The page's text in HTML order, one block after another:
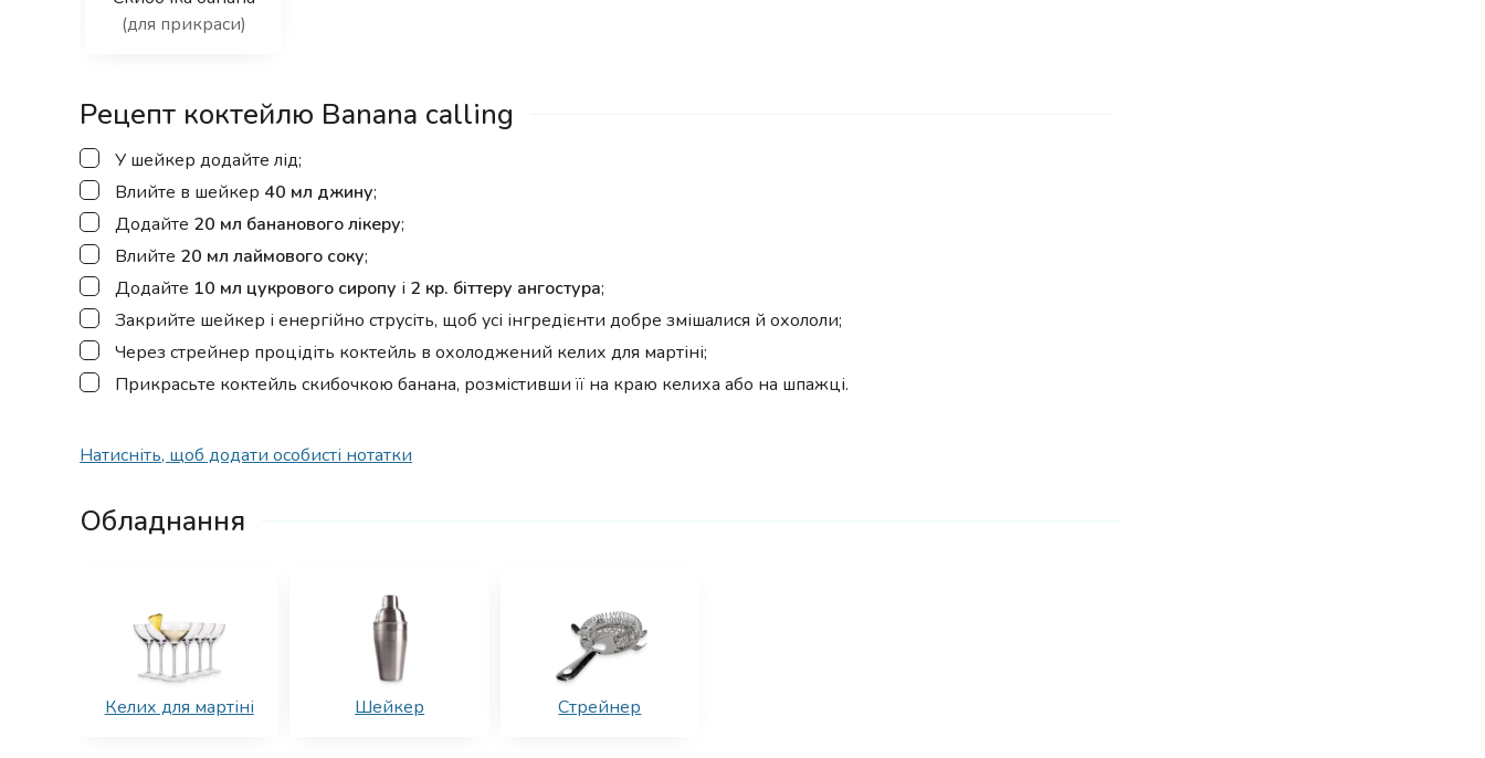
(для прикраси)
Рецепт коктейлю Banana calling
▢
У шейкер додайте лід;
▢
Влийте в шейкер 40 мл джину;
▢
Додайте 20 мл бананового лікеру;
▢
Влийте 20 мл лаймового соку;
▢
Додайте 10 мл цукрового сиропу і 2 кр. біттеру ангостура;
▢
Закрийте шейкер і енергійно струсіть, щоб усі інгредієнти добре змішалися й охололи;
▢
Через стрейнер процідіть коктейль в охолоджений келих для мартіні;
▢
Прикрасьте коктейль скибочкою банана, розмістивши її на краю келиха або на шпажці.
Натисніть, щоб додати особисті нотатки
Обладнання
Келих для мартіні Шейкер Стрейнер